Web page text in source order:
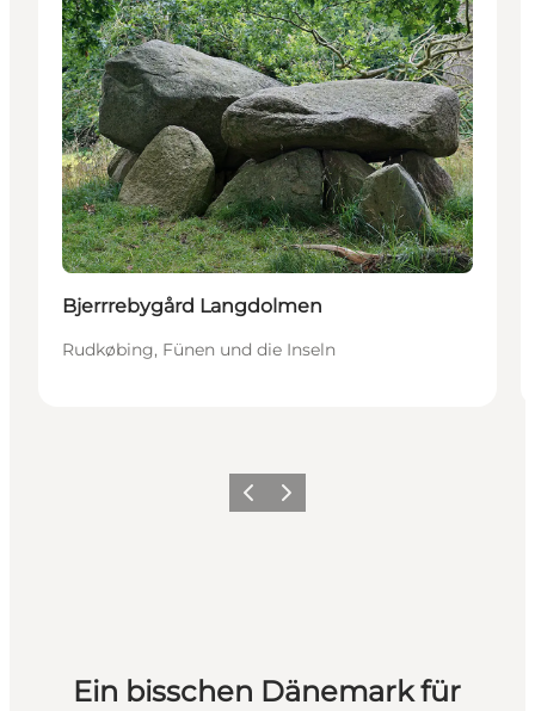
Bjerrrebygård Langdolmen
Rudkøbing, Fünen und die Inseln
ZurückWeiter
Ein bisschen Dänemark für